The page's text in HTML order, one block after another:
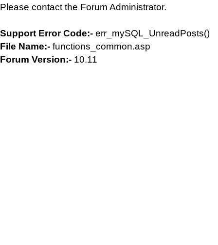
Please contact the Forum Administrator.
Support Error Code:- err_mySQL_UnreadPosts()
File Name:- functions_common.asp
Forum Version:- 10.11